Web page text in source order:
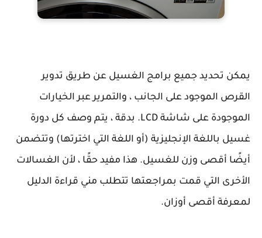
يمكن تحديد جميع برامج الغسيل عن طريق تدوير
القرص الموجود على الجانب ، والتمرير عبر الخيارات
الموجودة على شاشة LCD. بدقة ، يتم وصف كل دورة
غسيل باللغة الإنجليزية (أو اللغة التي اخترتها) وتتضمن
أيضًا أقصى وزن للغسيل. هذا مفيد حقًا ، لأن الغسالات
الأخرى التي قمت بمراجعتها تتطلب مني قراءة الدليل
لمعرفة أقصى أوزان.